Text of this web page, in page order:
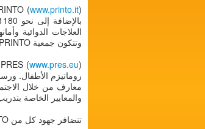
(www.printo.it
العلاجات الدوائية
وتتكون جمعية PRINTO من مراكز أكاديمية و/أو إكلينيكية ذات دور نشط في مجال البحث والرعاية السريرية للأطفال المصابين بالأمراض الروماتيزمية.
PRES (www.pres.eu
معارف من خلال
والمعايير الخاصة
تتضافر جهود كل من PRINTO و PRES للأغراض البحثية.